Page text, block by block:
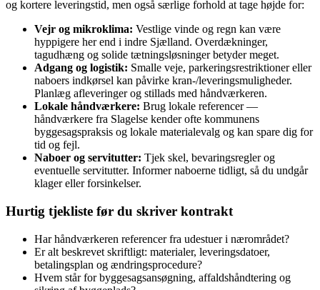
og kortere leveringstid, men også særlige forhold at tage højde for:
Vejr og mikroklima: Vestlige vinde og regn kan være
hyppigere her end i indre Sjælland. Overdækninger,
tagudhæng og solide tætningsløsninger betyder meget.
Adgang og logistik: Smalle veje, parkeringsrestriktioner eller
naboers indkørsel kan påvirke kran-/leveringsmuligheder.
Planlæg afleveringer og stillads med håndværkeren.
Lokale håndværkere: Brug lokale referencer —
håndværkere fra Slagelse kender ofte kommunens
byggesagspraksis og lokale materialevalg og kan spare dig for
tid og fejl.
Naboer og servitutter: Tjek skel, bevaringsregler og
eventuelle servitutter. Informer naboerne tidligt, så du undgår
klager eller forsinkelser.
Hurtig tjekliste før du skriver kontrakt
Har håndværkeren referencer fra udestuer i nærområdet?
Er alt beskrevet skriftligt: materialer, leveringsdatoer,
betalingsplan og ændringsprocedure?
Hvem står for byggesagsansøgning, affaldshåndtering og